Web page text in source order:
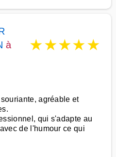
à
★★★★★
agréable et
qui s'adapte au
de l'humour ce qui